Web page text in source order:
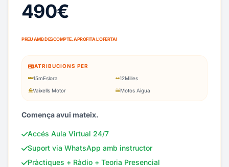
490€
PREU AMB DESCOMPTE. APROFITA L'OFERTA!
ATRIBUCIONS PER
15mEslora 12Milles
Vaixells Motor
Motos Aigua
Comença avui mateix.
Accés Aula Virtual 24/7
Suport via WhatsApp amb instructor
Pràctiques + Ràdio + Teoria Presencial